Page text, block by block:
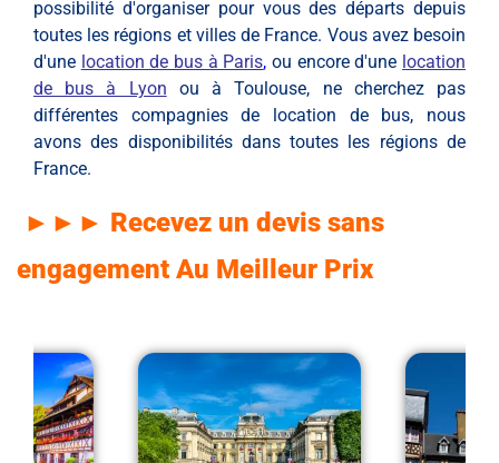
possibilité d'organiser pour vous des départs depuis
toutes les régions et villes de France. Vous avez besoin
d'une location de bus à Paris, ou encore d'une location
de bus à Lyon ou à Toulouse, ne cherchez pas
différentes compagnies de location de bus, nous
avons des disponibilités dans toutes les régions de
France.
►►► Recevez un devis sans
engagement Au Meilleur Prix